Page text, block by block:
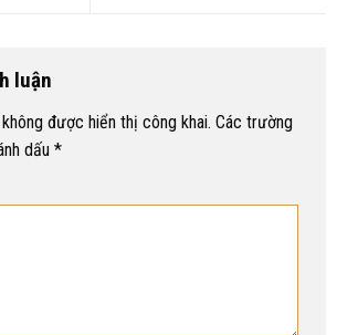
luận
được hiển thị công khai. Các trường
dấu *